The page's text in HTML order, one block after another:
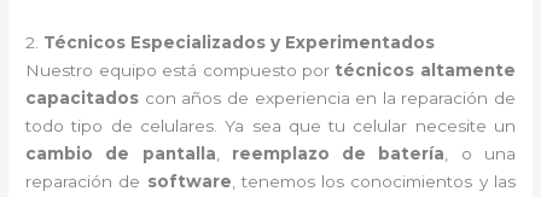
2. Técnicos Especializados y Experimentados
Nuestro equipo está compuesto por técnicos altamente
capacitados con años de experiencia en la reparación de
todo tipo de celulares. Ya sea que tu celular necesite un
cambio de pantalla
reemplazo de batería , o una
reparación de software , tenemos los conocimientos y las